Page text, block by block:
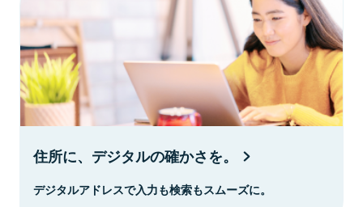
住所に、デジタルの確かさを。
デジタルアドレスで入力も検索もスムーズに。